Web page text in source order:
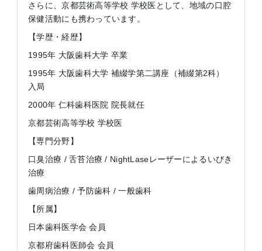
さらに、京都芸術高等学校 学校医として、地域の口腔
保健活動にも携わっています。
【学歴・経歴】
1995年 大阪歯科大学 卒業
1995年 大阪歯科大学 補綴学第二講座（補綴第2科）
入局
2000年 仁科歯科医院 院長就任
京都芸術高等学校 学校医
【専門分野】
口臭治療 / 舌苔治療 / NightLaseレーザーによるいびき
治療
歯周病治療 / 予防歯科 / 一般歯科
【所属】
日本歯科医学会 会員
京都府歯科医師会 会員